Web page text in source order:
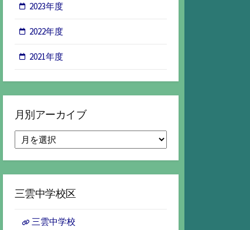
2023年度
2022年度
2021年度
月別アーカイブ
別
ア
ー
イ
三雲中学校区
三雲中学校